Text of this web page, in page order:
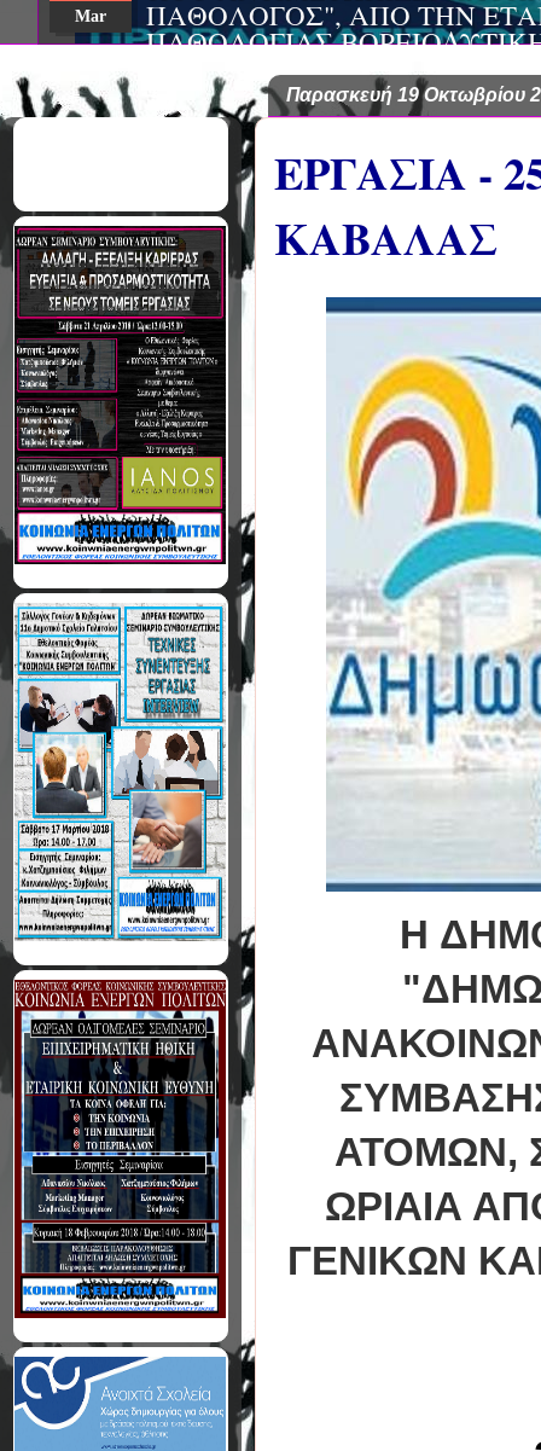
ΠΑΘΟΛΟΓΟΣ", ΑΠΟ ΤΗΝ
ΠΑΘΟΛΟΓΙΑΣ
ΤΙΣ Α' & Β'
ΚΛΙΝΙΚΕΣ ΠΓΝΙ
Mar
Παρασκευή 19 Οκτωβρίου
ΕΡΓΑΣΙΑ -
ΚΑΒΑΛΑΣ
H
ΑΤΟΜΩΝ,
ΩΡΙΑΙΑ
ΓΕΝΙΚΩΝ